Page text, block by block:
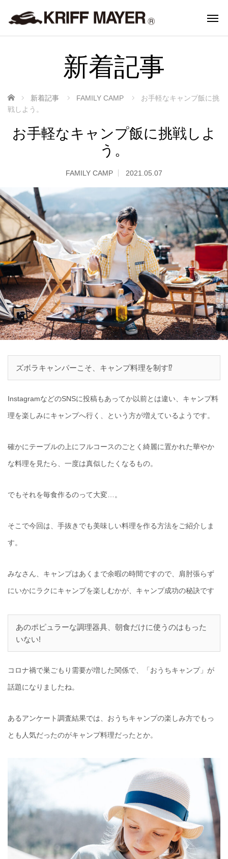
新着記事
ホーム 新着記事 FAMILY CAMP
お手軽なキャンプ飯に挑
戦しよう。
お手軽なキャンプ飯に挑戦しよ
う。
FAMILY CAMP 2021.05.07
ズボラキャンパーこそ、キャンプ料理を制す⁉️
InstagramなどのSNSに投稿もあってか以前とは違い、キャンプ料
理を楽しみにキャンプへ行く、という方が増えているようです。
確かにテーブルの上にフルコースのごとく綺麗に置かれた華やか
な料理を見たら、一度は真似したくなるもの。
でもそれを毎食作るのって大変…。
そこで今回は、手抜きでも美味しい料理を作る方法をご紹介しま
す。
みなさん、キャンプはあくまで余暇の時間ですので、肩肘張らず
にいかにラクにキャンプを楽しむかが、キャンプ成功の秘訣です
あのポピュラーな調理器具、朝食だけに使うのはもった
いない!
コロナ禍で巣ごもり需要が増した関係で、「おうちキャンプ」が
話題になりましたね。
あるアンケート調査結果では、おうちキャンプの楽しみ方でもっ
とも人気だったのがキャンプ料理だったとか。